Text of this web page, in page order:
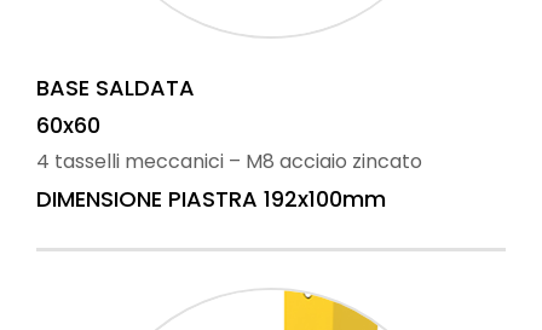
BASE SALDATA
60x60
4 tasselli meccanici – M8 acciaio zincato
DIMENSIONE PIASTRA 192x100mm